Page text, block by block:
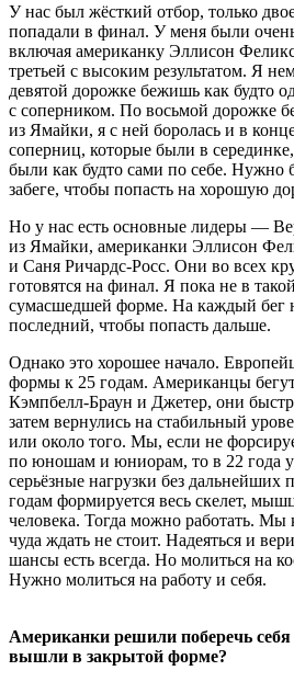
У нас был жёсткий отбор, только
попадали в финал. У меня были
включая американку Эллисон
третьей с высоким результатом. Я
девятой дорожке бежишь как будто
с соперником. По восьмой дорожке
из Ямайки, я с ней боролась и в
соперниц, которые были в
были как будто сами по себе. Нужно
забеге, чтобы попасть на хорошую
Но у нас есть основные лидеры —
из Ямайки, американки Эллисон
и Саня Ричардс-Росс. Они во всех
готовятся на финал. Я пока не в
сумасшедшей форме. На каждый бег
последний, чтобы попасть дальше.
Однако это хорошее начало.
формы к 25 годам. Американцы
Кэмпбелл-Браун и Джетер, они
затем вернулись на стабильный
или около того. Мы, если не
по юношам и юниорам, то в 22 года
серьёзные нагрузки без дальнейших
годам формируется весь скелет,
человека. Тогда можно работать. Мы
чуда ждать не стоит. Надеяться и
шансы есть всегда. Но молиться на
Нужно молиться на работу и себя.
Американки решили поберечь
вышли в закрытой форме?